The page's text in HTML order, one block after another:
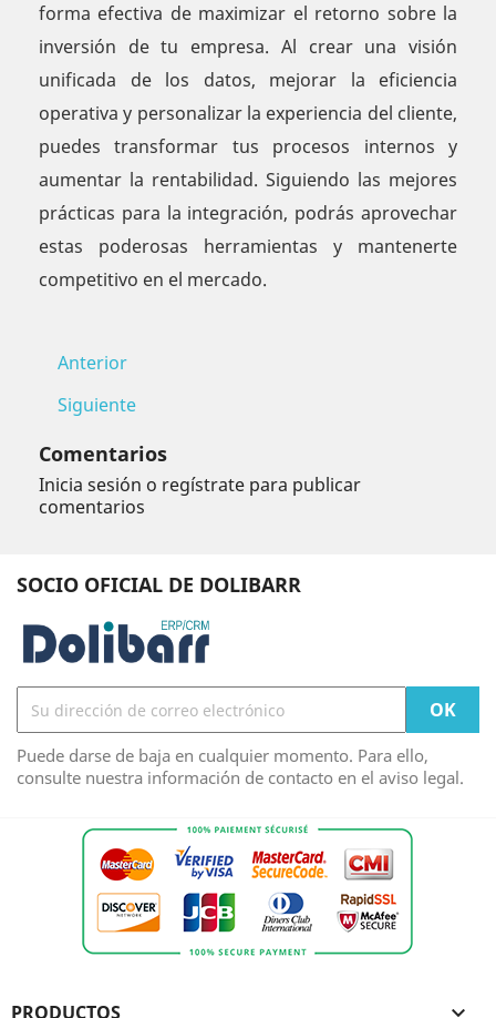
forma efectiva de maximizar el retorno sobre la
inversión de tu empresa. Al crear una visión
unificada de los datos, mejorar la eficiencia
operativa y personalizar la experiencia del cliente,
puedes transformar tus procesos internos y
aumentar la rentabilidad. Siguiendo las mejores
prácticas para la integración, podrás aprovechar
estas poderosas herramientas y mantenerte
competitivo en el mercado.
Anterior
Siguiente
Comentarios
Inicia sesión o regístrate para publicar
comentarios
SOCIO OFICIAL DE DOLIBARR
Puede darse de baja en cualquier momento. Para ello,
consulte nuestra información de contacto en el aviso legal.
PRODUCTOS